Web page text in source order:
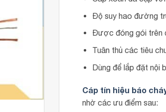
Độ suy hao đường
Được đóng gói trên
Tuân thủ các tiêu
Dùng để lắp đặt nội
Cáp tín hiệu báo
nhờ các ưu điểm sau: